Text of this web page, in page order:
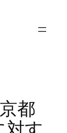
都